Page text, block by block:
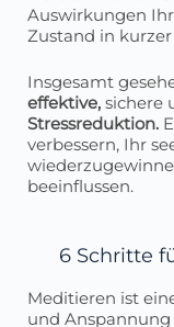
Auswirkungen
Zustand in
Insgesamt
effektive, sichere
Stressreduktion.
verbessern, Ihr
beeinflussen.
6 Schritte
Meditieren ist
und